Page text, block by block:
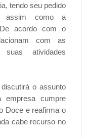
tendo seu pedido
assim como a
De acordo com o
com as
atividades
o assunto
cumpre
Doce e reafirma o
cabe recurso no